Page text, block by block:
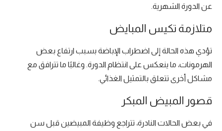
عن الدورة الشهرية.
متلازمة تكيس المبايض
تؤدي هذه الحالة إلى اضطراب الإباضة بسبب ارتفاع بعض
الهرمونات، ما ينعكس على انتظام الدورة. وغالبًا ما تترافق مع
مشاكل أخرى تتعلق بالتمثيل الغذائي.
قصور المبيض المبكر
في بعض الحالات النادرة، تتراجع وظيفة المبيضين قبل سن